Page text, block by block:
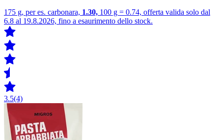
175 g, per es. carbonara, 1.30, 100 g = 0.74, offerta valida solo dal
6.8 al 19.8.2026, fino a esaurimento dello stock.
3.5(4)